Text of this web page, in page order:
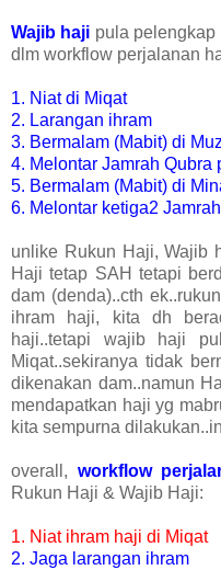
Wajib haji pula
dlm workflow perjalanan
1. Niat di Miqat
2. Larangan ihram
3. Bermalam (Mabit) di
4. Melontar Jamrah Qubra
5. Bermalam (Mabit) di
6. Melontar ketiga2
unlike Rukun Haji, Wajib
Haji tetap SAH tetapi
dam (denda)..cth
ihram haji, kita dh
haji..tetapi wajib haji
Miqat..sekiranya tidak
dikenakan dam..namun
mendapatkan haji yg
kita sempurna
overall, workflow
Rukun Haji & Wajib Haji:
1. Niat ihram haji di Miqat
2. Jaga larangan ihram